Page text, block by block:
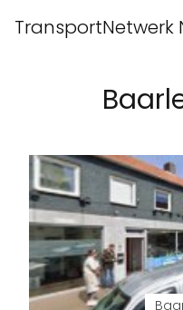
TransportNetwerk